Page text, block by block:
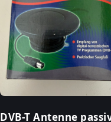
DVB-T Antenne